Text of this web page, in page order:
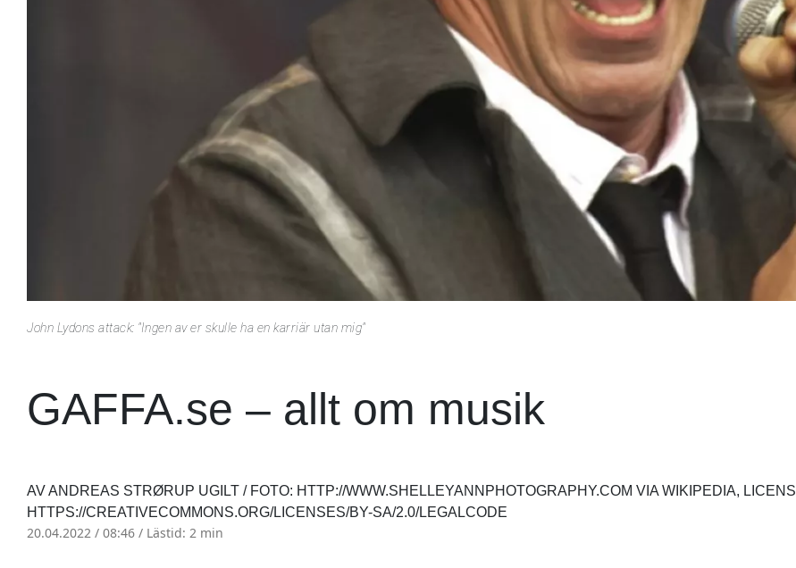
John Lydons attack: "Ingen av er skulle ha en karriär utan mig"
GAFFA.se – allt om musik
AV ANDREAS STRØRUP UGILT / FOTO: HTTP://WWW.SHELLEYANNPHOTOGRAPHY.COM VIA WIKIPEDIA, LICENS
HTTPS://CREATIVECOMMONS.ORG/LICENSES/BY-SA/2.0/LEGALCODE
20.04.2022 / 08:46 / Lästid: 2 min